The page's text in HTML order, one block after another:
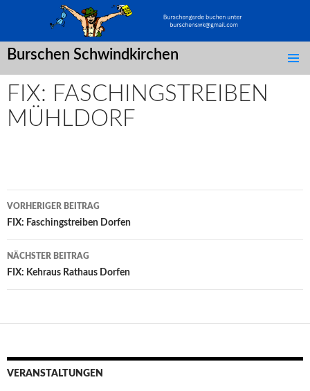
Burschen Schwindkirchen
ZUM
INHALT
FIX: FASCHINGSTREIBEN
MÜHLDORF
Post
navigation
VORHERIGER BEITRAG
FIX: Faschingstreiben Dorfen
NÄCHSTER BEITRAG
FIX: Kehraus Rathaus Dorfen
VERANSTALTUNGEN